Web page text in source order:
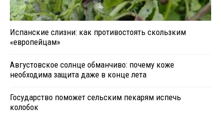
Испанские слизни: как противостоять скользким
«европейцам»
Августовское солнце обманчиво: почему коже
необходима защита даже в конце лета
Государство поможет сельским пекарям испечь
колобок